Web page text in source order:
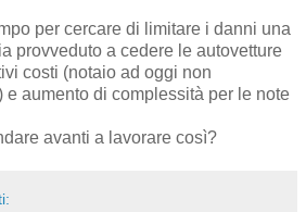
per cercare di limitare i danni una
provveduto a cedere le autovetture
costi (notaio ad oggi non
e aumento di complessità per le note
avanti a lavorare così?